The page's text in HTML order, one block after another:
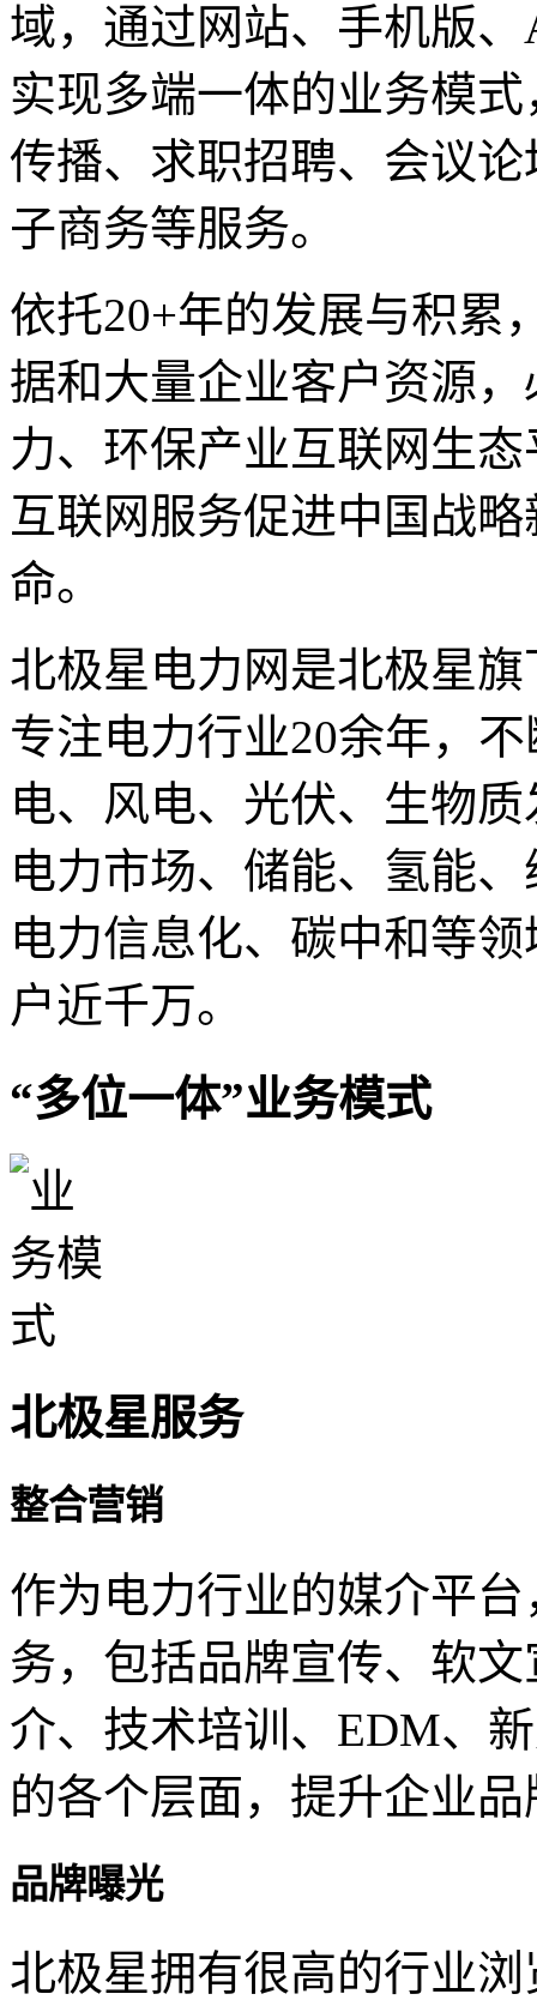
域，通过网站、手机版
实现多端一体的业务模
传播、求职招聘、会议
子商务等服务。
依托20+年的发展与积累
据和大量企业客户资源
力、环保产业互联网生
互联网服务促进中国战
命。
北极星电力网是北极星
专注电力行业20余年，
电、风电、光伏、生物
电力市场、储能、氢能
电力信息化、碳中和等
户近千万。
“多位一体”业务模式
北极星服务
整合营销
作为电力行业的媒介平
务，包括品牌宣传、软
介、技术培训、EDM、
的各个层面，提升企业
品牌曝光
北极星拥有很高的行业